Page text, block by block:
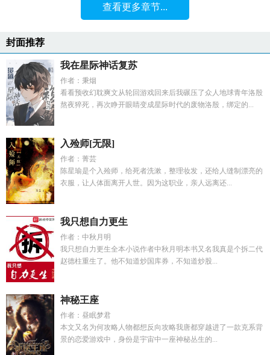
查看更多章节...
封面推荐
我在星际神话复苏
作者：秉烟
看看预收幻耽爽文从轮回游戏回来后我碾压了众人地球青年洛殷
熬夜猝死，再次睁开眼睛变成星际时代的废物洛殷，绑定的...
入殓师[无限]
作者：菁芸
陈星瑜是个入殓师，给死者洗漱，整理妆发，还给人缝制漂亮的
衣服，让人体面离开人世。因为这职业，亲人远离还...
我只想自力更生
作者：中秋月明
我只想自力更生全本小说作者中秋月明本书又名我真是个拆二代
赵德柱重生了。他不知道炒国库券，不知道炒股...
神秘王座
作者：昼眠梦君
本文又名为何攻略人物都想反向攻略我唐都穿越进了一款克系背
景的恋爱游戏中，身份是宇宙中一座神秘丛生的...